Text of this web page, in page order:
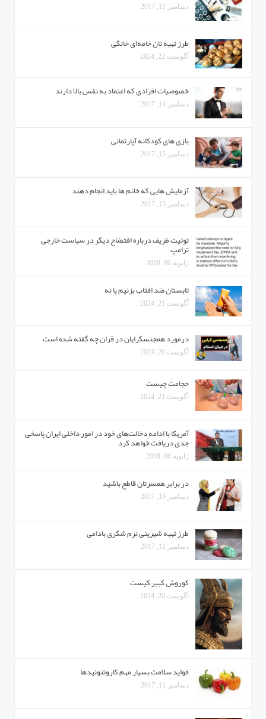
دسامبر 11, 2017
طرز تهیه نان خامه‌ای خانگی
آگوست 22, 2024
خصوصیات افرادی که اعتماد به نفس بالا دارند
دسامبر 14, 2017
بازی های کودکانه آپارتمانی
دسامبر 15, 2017
آزمایش هایی که خانم ها باید انجام دهند
دسامبر 15, 2017
توئیت ظریف درباره افتضاح دیگر در سیاست خارجی
ترامپ
ژانویه 06, 2018
تابستان ضد افتاب بزنیم یا نه
آگوست 21, 2024
درمورد همجنسگرایان در قران چه گفته شده است
آگوست 20, 2024
حجامت چیست
آگوست 21, 2024
آمریکا با ادامه دخالت‌های خود در امور داخلی ایران پاسخی
جدی دریافت خواهد کرد
ژانویه 06, 2018
در برابر همسرتان قاطع باشید
دسامبر 16, 2017
طرز تهیه شیرینی نرم شکری بادامی
دسامبر 12, 2017
کوروش کبیر کیست
آگوست 20, 2024
فواید سلامت بسیار مهم کاروتنوئیدها
دسامبر 11, 2017